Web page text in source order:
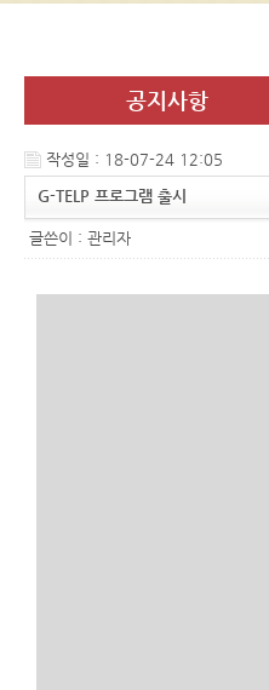
공지사항
작성일 : 18-07-24 12:05
G-TELP 프로그램 출시
글쓴이 : 관리자